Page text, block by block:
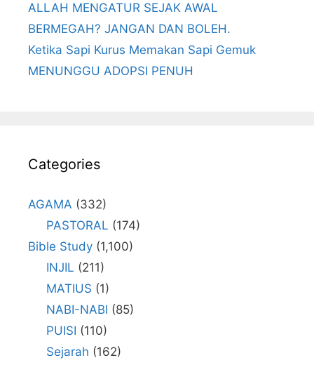
ALLAH MENGATUR SEJAK AWAL
BERMEGAH? JANGAN DAN BOLEH.
Ketika Sapi Kurus Memakan Sapi Gemuk
MENUNGGU ADOPSI PENUH
Categories
AGAMA (332)
PASTORAL (174)
Bible Study (1,100)
INJIL (211)
MATIUS (1)
NABI-NABI (85)
PUISI (110)
Sejarah (162)